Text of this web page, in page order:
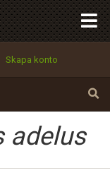
Skapa konto
adelus
Tillbaka till förstasidan